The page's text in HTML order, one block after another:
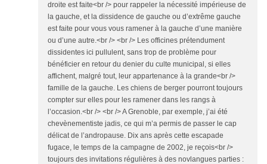
droite est faite<br /> pour rappeler la nécessité impérieuse de
la gauche, et la dissidence de gauche ou d’extrême gauche
est faite pour vous vous ramener à la gauche d’une manière
ou d’une autre.<br /> <br /> Les officines prétendument
dissidentes ici pullulent, sans trop de problème pour
bénéficier en retour du denier du culte municipal, si elles
affichent, malgré tout, leur appartenance à la grande<br />
famille de la gauche. Les chiens de berger pourront toujours
compter sur elles pour les ramener dans les rangs à
l’occasion.<br /> <br /> A Grenoble, par exemple, j’ai été
chevènementiste jadis, ce qui m’a permis de passer le cap
délicat de l’andropause. Dix ans après cette escapade
fugace, le temps de la campagne de 2002, je reçois<br />
toujours des invitations régulières à des novlangues parties :